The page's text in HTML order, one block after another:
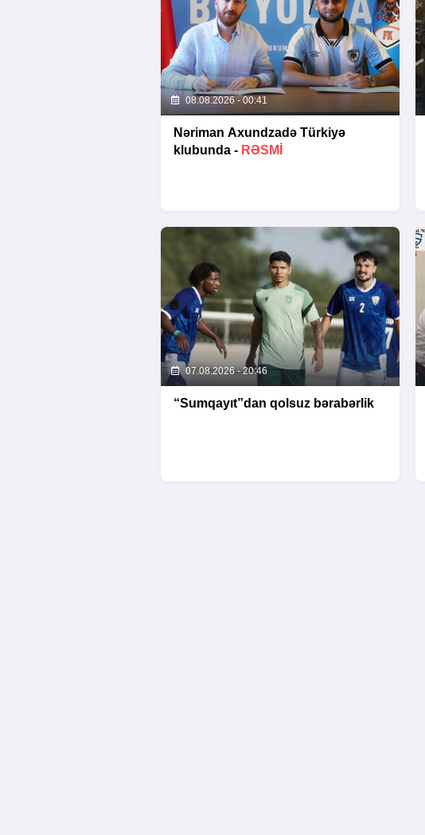
08.08.2026 - 00:41
Nəriman Axundzadə Türkiyə
klubunda - RƏSMİ
07.08.2026 - 20:46
“Sumqayıt”dan qolsuz bərabərlik